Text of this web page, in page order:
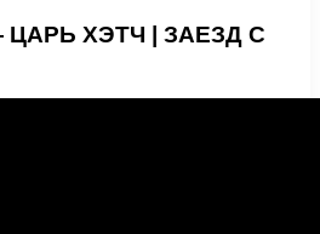
ЦАРЬ ХЭТЧ | ЗАЕЗД С